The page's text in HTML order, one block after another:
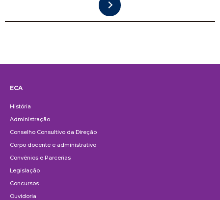
ECA
História
Administração
Conselho Consultivo da Direção
Corpo docente e administrativo
Convênios e Parcerias
Legislação
Concursos
Ouvidoria